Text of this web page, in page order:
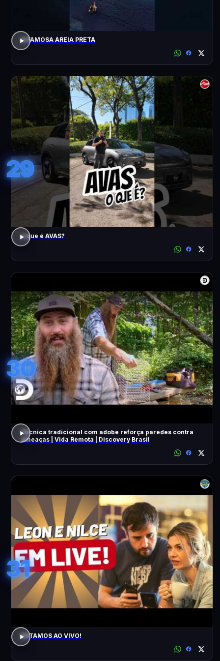
A FAMOSA AREIA PRETA
29
o que é AVAS?
30
Técnica tradicional com adobe reforça paredes contra
ameaças | Vida Remota | Discovery Brasil
31
ESTAMOS AO VIVO!